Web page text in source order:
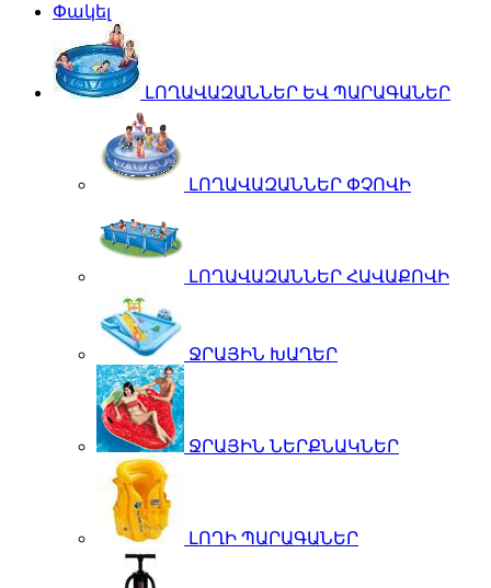
Փակել
ԼՈՂԱՎԱԶԱՆՆԵՐ ԵՎ ՊԱՐԱԳԱՆԵՐ
ԼՈՂԱՎԱԶԱՆՆԵՐ ՓՉՈՎԻ
ԼՈՂԱՎԱԶԱՆՆԵՐ ՀԱՎԱՔՈՎԻ
ՋՐԱՅԻՆ ԽԱՂԵՐ
ՋՐԱՅԻՆ ՆԵՐՔՆԱԿՆԵՐ
ԼՈՂԻ ՊԱՐԱԳԱՆԵՐ